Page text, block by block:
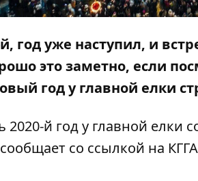
год уже наступил, и
это заметно, если
год у главной елки
2020-й год у главной
сообщает со ссылкой на